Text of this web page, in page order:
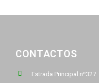
CONTACTOS
Estrada Principal nº327